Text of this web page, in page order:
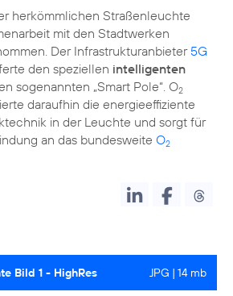
herkömmlichen Straßenleuchte
mit den Stadtwerken
Der Infrastrukturanbieter 5G
den speziellen intelligenten
sogenannten „Smart Pole“. O2
daraufhin die energieeffiziente
in der Leuchte und sorgt für
an das bundesweite O2
Bild 1 - HighRes JPG | 14 mb